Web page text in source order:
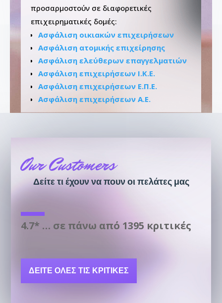
προσαρμοστούν σε διαφορετικές
επιχειρηματικές δομές:
Ασφάλιση οικιακών επιχειρήσεων
Ασφάλιση ατομικής επιχείρησης
Ασφάλιση ελεύθερων επαγγελματιών
Ασφάλιση επιχειρήσεων Ι.Κ.Ε.
Ασφάλιση επιχειρήσεων Ε.Π.Ε.
Ασφάλιση επιχειρήσεων Α.Ε.
Our Customers
Δείτε τι έχουν να πουν οι πελάτες μας
4.7* … σε πάνω από 1395 κριτικές
ΔΕΊΤΕ ΌΛΕΣ ΤΙΣ ΚΡΙΤΙΚΈΣ